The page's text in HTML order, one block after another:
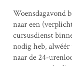
Woensdagavond
naar een
cursusdienst
nodig heb,
naar de 24-